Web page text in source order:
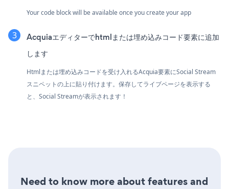
Your code block will be available once you create your app
Acquiaエディターでhtmlまたは埋め込みコード要素に追加
します
Htmlまたは埋め込みコードを受け入れるAcquia要素にSocial Stream
スニペットの上に貼り付けます。保存してライブページを表示する
と、Social Streamが表示されます！
Need to know more about features and